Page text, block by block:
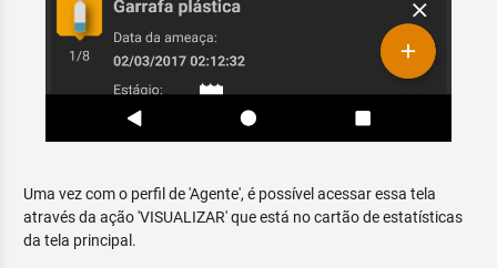
Uma vez com o perfil de 'Agente', é possível acessar essa tela
através da ação 'VISUALIZAR' que está no cartão de estatísticas
da tela principal.